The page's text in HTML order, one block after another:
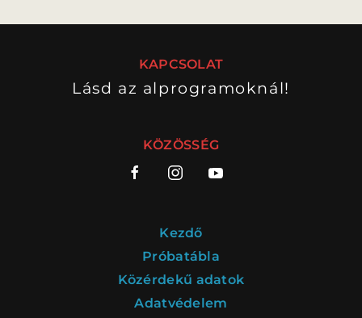
KULTUP VITÉZ LÁSZLÓ
DÉRYNÉ TÁRSULAT
KAPCSOLAT
Lásd az alprogramoknál!
KÖZÖSSÉG
Kezdő
Próbatábla
Közérdekű adatok
Adatvédelem